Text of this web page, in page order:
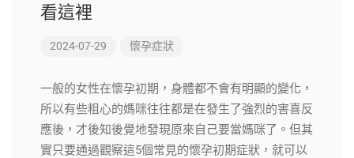
看這裡
2024-07-29 懷孕症狀
一般的女性在懷孕初期，身體都不會有明顯的變化，
所以有些粗心的媽咪往往都是在發生了強烈的害喜反
應後，才後知後覺地發現原來自己要當媽咪了。但其
實只要通過觀察這5個常見的懷孕初期症狀，就可以